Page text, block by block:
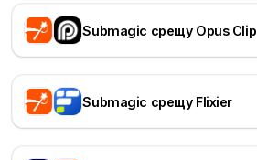
Submagic срещу Opus Clip
Submagic срещу Flixier